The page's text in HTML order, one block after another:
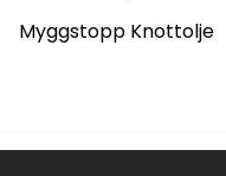
Myggstopp Knottolje